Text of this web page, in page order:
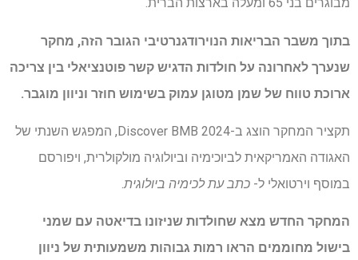
בתוך משבר הבריאות הנוירודגנרטיבי הגובר הזה, מחקר
שנערך לאחרונה על חולדות הדגיש קשר פוטנציאלי בין צריכה
ארוכת טווח של שמן מטוגן עמוק בשימוש חוזר וניוון מוגבר.
תקציר המחקר הוצג ב-Discover BMB 2024, המפגש השנתי של
האגודה האמריקאית לביוכימיה וביולוגיה מולקולרית, ויפורסם
במוסף וירטואלי ל- כתב עת לכימיה ביולוגית.
המחקר החדש מצא שחולדות שניזונו בדיאטה עם שמני
בישול מחוממים הראו רמות גבוהות משמעותית של ניוון